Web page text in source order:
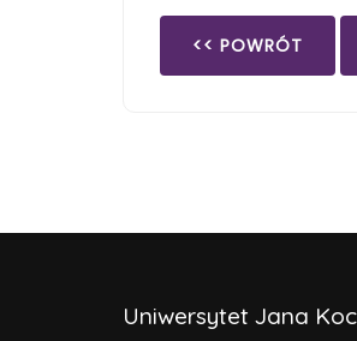
<< POWRÓT
Uniwersytet Jana